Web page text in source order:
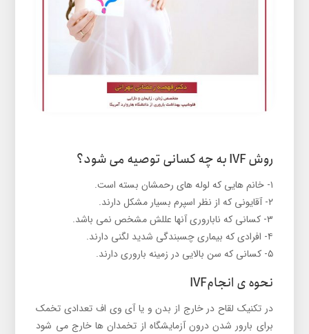
روش IVF به چه کسانی توصیه می شود؟
۱- خانم هایی که لوله های رحمشان بسته است.
۲- آقایونی که از نظر اسپرم بسیار مشکل دارند.
۳- کسانی که ناباروری آنها عللش مشخص نمی باشد.
۴- افرادی که بیماری چسبندگی شدید لگنی دارند.
۵- کسانی که سن بالایی در زمینه باروری دارند.
نحوه ی انجامIVF
در تکنیک لقاح در خارج از بدن و یا آی وی اف تعدادی تخمک
برای بارور شدن درون آزمایشگاه از تخمدان ها خارج می شود